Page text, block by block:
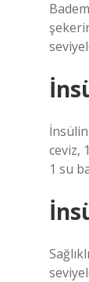
ceviz,
1 su